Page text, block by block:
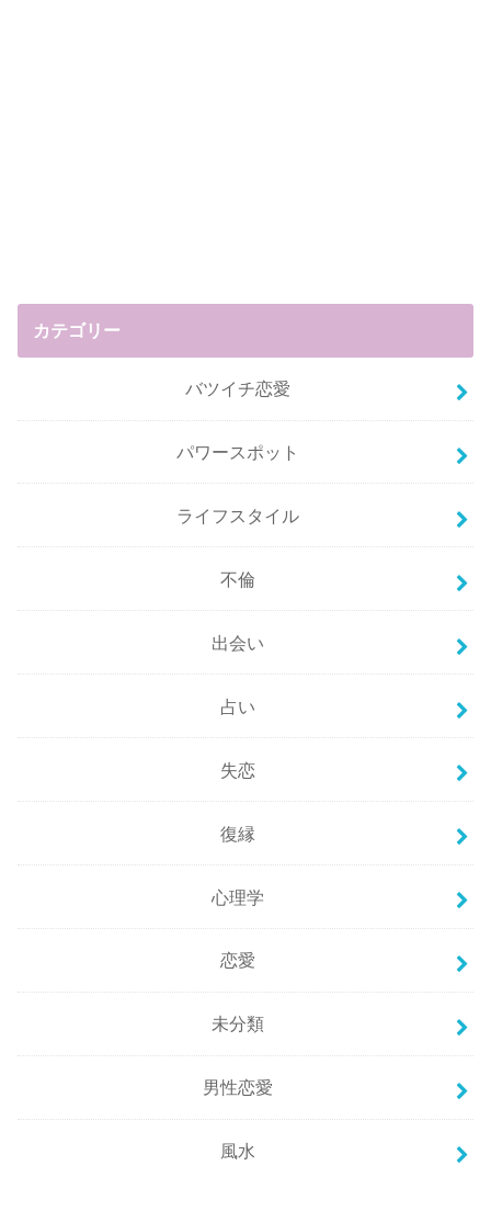
カテゴリー
バツイチ恋愛
パワースポット
ライフスタイル
不倫
出会い
占い
失恋
復縁
心理学
恋愛
未分類
男性恋愛
風水